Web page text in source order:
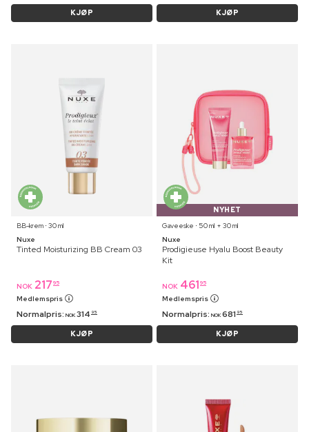
KJØP KJØP
BB-krem ⋅ 30 ml
Nuxe
Tinted Moisturizing BB Cream 03
NOK 217 95
Medlemspris
Normalpris: NOK 314 95
KJØP
NYHET
Gaveeske ⋅ 50 ml + 30 ml
Nuxe
Prodigieuse Hyalu Boost Beauty
Kit
NOK 461 95
Medlemspris
Normalpris: NOK 681 95
KJØP